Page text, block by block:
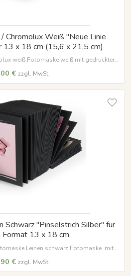
Chromolux Weiß "Neue Linie
13 x 18 cm (15,6 x 21,5 cm)
weiß Fotomaske weiß mit gedruckter
€ zzgl. MwSt.
Schwarz "Pinselstrich Silber" für
Format 13 x 18 cm
Leinen schwarz Fotomaske mit
€ zzgl. MwSt.